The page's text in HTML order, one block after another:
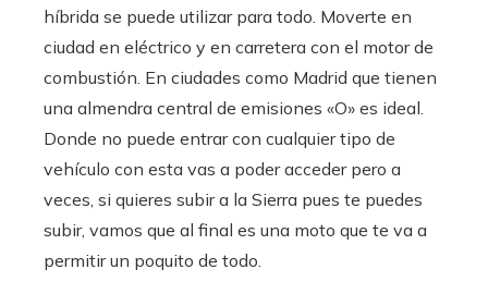
híbrida se puede utilizar para todo. Moverte en
ciudad en eléctrico y en carretera con el motor de
combustión. En ciudades como Madrid que tienen
una almendra central de emisiones «O» es ideal.
Donde no puede entrar con cualquier tipo de
vehículo con esta vas a poder acceder pero a
veces, si quieres subir a la Sierra pues te puedes
subir, vamos que al final es una moto que te va a
permitir un poquito de todo.